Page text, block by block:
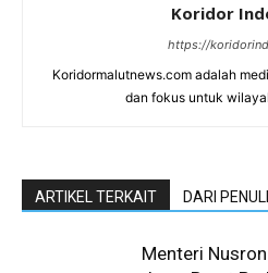
Koridor
https://
Koridormalutnews.com adalah
dan fokus untuk
ARTIKEL TERKAIT DARI
Menteri